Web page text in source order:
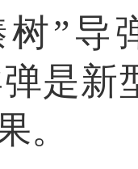
树”导
弹是
。